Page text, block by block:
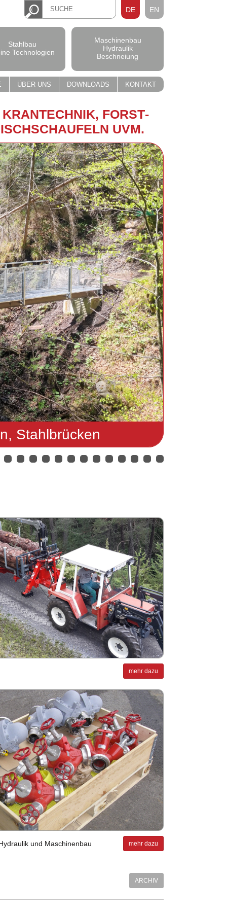
DE EN
Stahlbau
Technologien
Maschinenbau
Hydraulik
Beschneiung
ÜBER UNS DOWNLOADS KONTAKT
FORST­
UVM.
Stahlbrücken
mehr dazu
und Ma­schi­nen­bau mehr dazu
ARCHIV